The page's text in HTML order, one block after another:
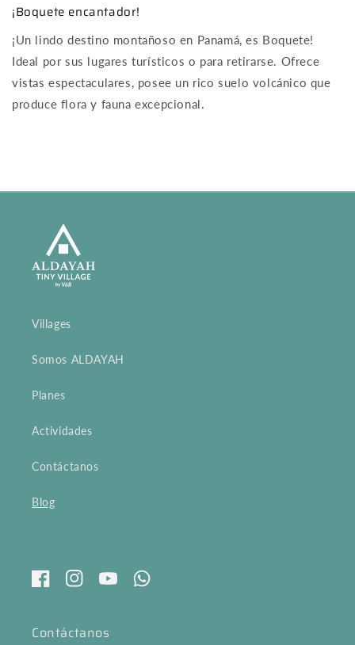
¡Boquete encantador!
¡Un lindo destino montañoso en Panamá, es Boquete!
Ideal por sus lugares turísticos o para retirarse. Ofrece
vistas espectaculares, posee un rico suelo volcánico que
produce flora y fauna excepcional.
Villages
Somos ALDAYAH
Planes
Actividades
Contáctanos
Blog
FacebookInstagramYouTubeWhatsapp
Contáctanos